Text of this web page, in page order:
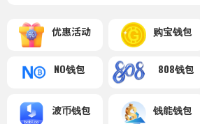
优惠活动 购宝钱包
NO钱包 808钱包
波币钱包 钱能钱包